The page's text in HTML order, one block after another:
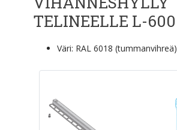
TELINEELLE L-600
Väri: RAL 6018 (tummanvihreä)